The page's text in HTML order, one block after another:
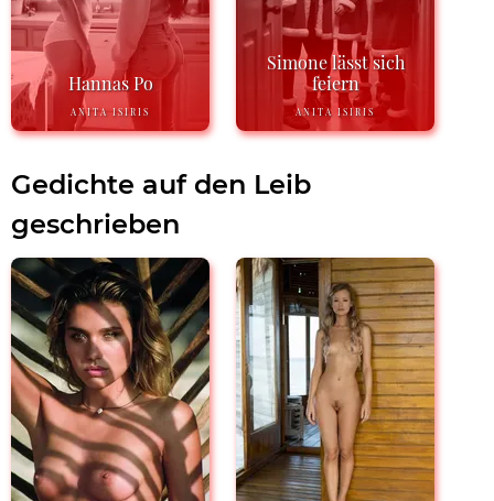
Hannas Po
ANITA ISIRIS
Simone lässt sich
feiern
ANITA ISIRIS
Gedichte auf den Leib
geschrieben